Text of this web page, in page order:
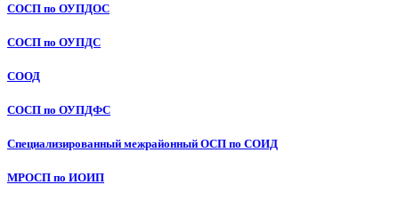
СОСП по ОУПДОС
СОСП по ОУПДС
СООД
СОСП по ОУПДФС
Специализированный межрайонный ОСП по СОИД
МРОСП по ИОИП